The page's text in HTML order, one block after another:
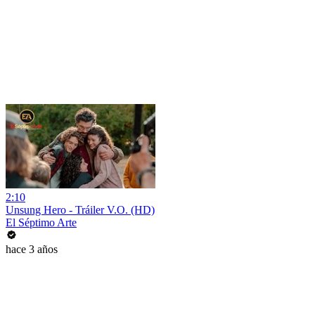
2:10
Unsung Hero - Tráiler V.O. (HD)
El Séptimo Arte
hace 3 años